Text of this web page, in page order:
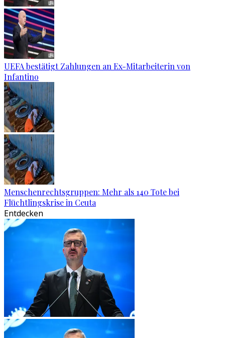
UEFA bestätigt Zahlungen an Ex-Mitarbeiterin von
Infantino
Menschenrechtsgruppen: Mehr als 140 Tote bei
Flüchtlingskrise in Ceuta
Entdecken